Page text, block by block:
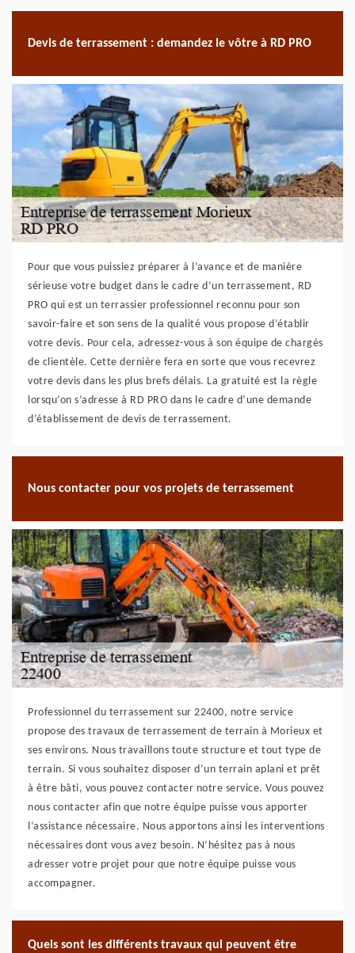
Devis de terrassement : demandez le vôtre à RD PRO
Pour que vous puissiez préparer à l’avance et de manière
sérieuse votre budget dans le cadre d’un terrassement, RD
PRO qui est un terrassier professionnel reconnu pour son
savoir-faire et son sens de la qualité vous propose d’établir
votre devis. Pour cela, adressez-vous à son équipe de chargés
de clientèle. Cette dernière fera en sorte que vous recevrez
votre devis dans les plus brefs délais. La gratuité est la règle
lorsqu’on s’adresse à RD PRO dans le cadre d’une demande
d’établissement de devis de terrassement.
Nous contacter pour vos projets de terrassement
Professionnel du terrassement sur 22400, notre service
propose des travaux de terrassement de terrain à Morieux et
ses environs. Nous travaillons toute structure et tout type de
terrain. Si vous souhaitez disposer d’un terrain aplani et prêt
à être bâti, vous pouvez contacter notre service. Vous pouvez
nous contacter afin que notre équipe puisse vous apporter
l’assistance nécessaire. Nous apportons ainsi les interventions
nécessaires dont vous avez besoin. N’hésitez pas à nous
adresser votre projet pour que notre équipe puisse vous
accompagner.
Quels sont les différents travaux qui peuvent être